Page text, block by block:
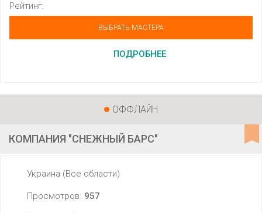
Рейтинг:
ВЫБРАТЬ МАСТЕРА
ПОДРОБНЕЕ
ОФФЛАЙН
КОМПАНИЯ "СНЕЖНЫЙ БАРС"
Украина (Все области)
Просмотров: 957